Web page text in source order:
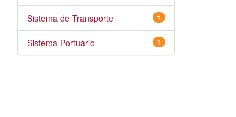
1
Sistema de Transporte
1
Sistema Portuário